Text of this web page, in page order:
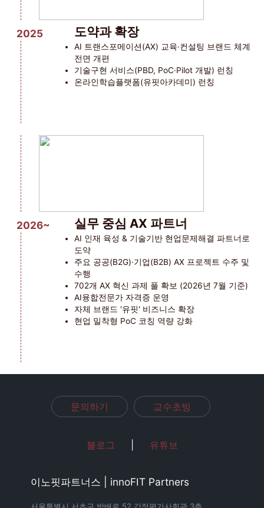
2025 도약과 확장
AI 트랜스포메이션(AX) 교육·컨설팅 브랜드 체계
전면 개편
기술구현 서비스(PBD, PoC·Pilot 개발) 런칭
온라인학습플랫폼(유핏아카데미) 런칭
2026~ 실무 중심 AX 파트너
AI 인재 육성 & 기술기반 현업문제해결 파트너로
도약
주요 공공(B2G)·기업(B2B) AX 프로젝트 수주 및
수행
702개 AX 혁신 과제 풀 확보 (2026년 7월 기준)
AI융합전문가 자격증 운영
자체 브랜드 '유핏' 비즈니스 확장
현업 밀착형 PoC 코칭 역량 강화
문의하기 교수초빙
블로그 유튜브
이노핏파트너스 | innoFIT Partners